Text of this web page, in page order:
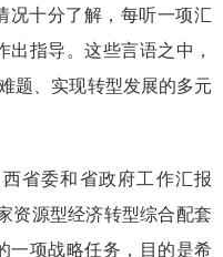
十分了解，每听一项汇
指导。这些言语之中，
题、实现转型发展的多元
省委和省政府工作汇报
资源型经济转型综合配套
一项战略任务，目的是希